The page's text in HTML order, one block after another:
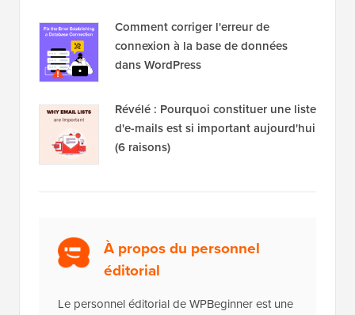
Comment corriger l'erreur de
connexion à la base de données
dans WordPress
Révélé : Pourquoi constituer une liste
d'e-mails est si important aujourd'hui
(6 raisons)
À propos du personnel
éditorial
Le personnel éditorial de WPBeginner est une